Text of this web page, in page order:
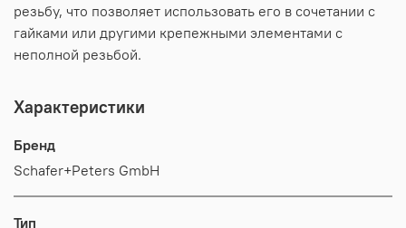
резьбу, что позволяет использовать его в сочетании с
гайками или другими крепежными элементами с
неполной резьбой.
Характеристики
Бренд
Schafer+Peters GmbH
Тип